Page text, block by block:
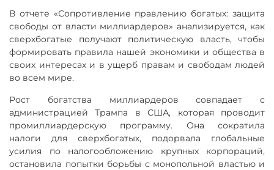
В отчете «Сопротивление правлению богатых: защита
свободы от власти миллиардеров» анализируется, как
сверхбогатые получают политическую власть, чтобы
формировать правила нашей экономики и общества в
своих интересах и в ущерб правам и свободам людей
во всем мире.
Рост богатства миллиардеров совпадает с
администрацией Трампа в США, которая проводит
промиллиардерскую программу. Она сократила
налоги для сверхбогатых, подорвала глобальные
усилия по налогообложению крупных корпораций,
остановила попытки борьбы с монопольной властью и